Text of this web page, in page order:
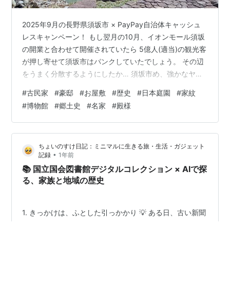
2025年9月の長野県須坂市 × PayPay自治体キャッシュ
レスキャンペーン！ もし翌月の10月、イオンモール須坂
の開業と合わせて開催されていたら 5億人(適当)の観光客
が押し寄せて須坂市はパンクしていたでしょう。 その辺
をうまく分散するようにしたか… 須坂市め、強かなヤツ
ために、まだまだ観光スポットを題材にしますよ！ ↓今
までご紹介してきました 須坂市ご当地グルメ「みそす
き」が食べられる古民家レストランの 旬菜古民家 ゆるり
hakama-boots.com レンタルスペースとして借りられる
洋館 須坂市旧上高井郡役所 hakama-boo…
#古民家 #豪邸 #お屋敷 #歴史 #日本庭園 #家紋
#博物館 #郷土史 #名家 #殿様
ちょいのすけ日記：ミニマルに生きる旅・生活・ガジェット
記録 • 1年前
📚 国立国会図書館デジタルコレクション × AIで探
る、家族と地域の歴史